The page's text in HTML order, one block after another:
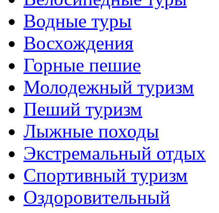
Водные туры
Восхождения
Горные пешие
Молодежный туризм
Пеший туризм
Лыжные походы
Экстремальный отдых
Спортивный туризм
Оздоровительный